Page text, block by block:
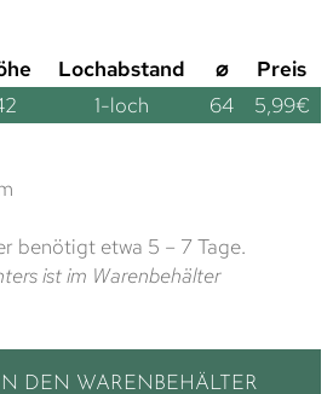
Lochabstand ⌀
Preis
1-loch 64 5,99€
benötigt etwa 5 – 7 Tage.
ist im Warenbehälter
IN DEN WARENBEHÄLTER